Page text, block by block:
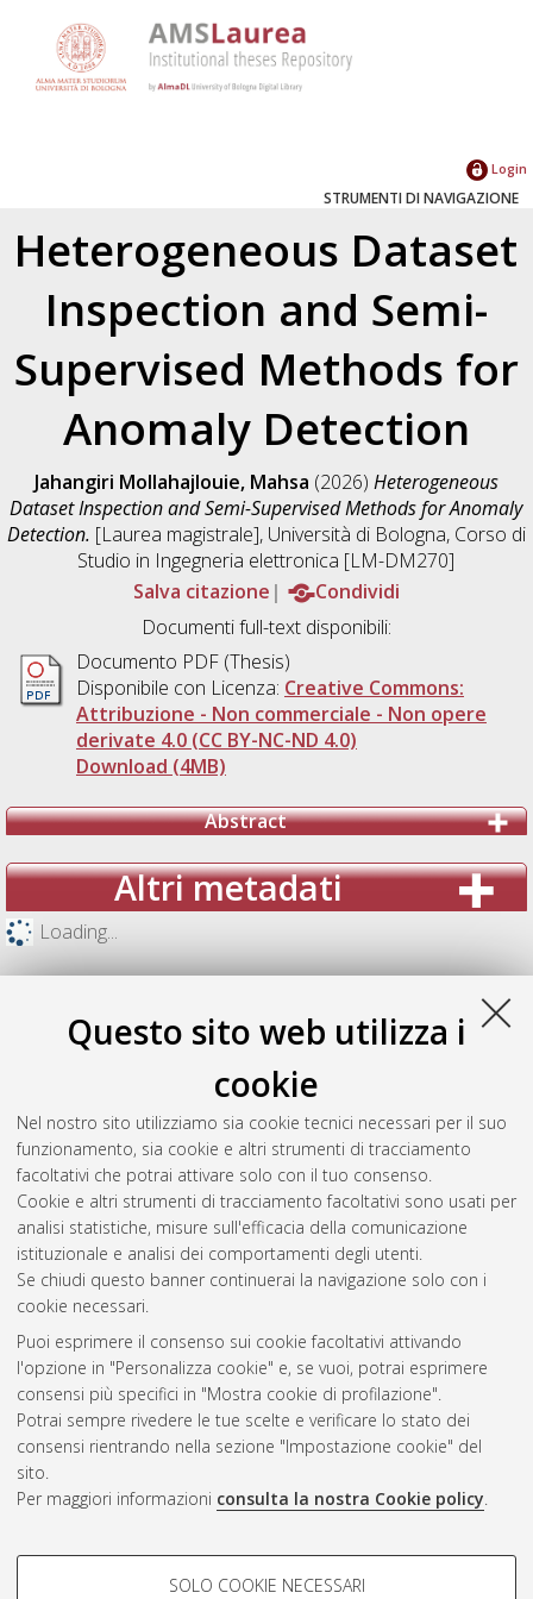
Questo sito web utilizza i
cookie
Nel nostro sito utilizziamo sia cookie tecnici necessari per il suo
funzionamento, sia cookie e altri strumenti di tracciamento
facoltativi che potrai attivare solo con il tuo consenso.
Cookie e altri strumenti di tracciamento facoltativi sono usati per
analisi statistiche, misure sull'efficacia della comunicazione
istituzionale e analisi dei comportamenti degli utenti.
Se chiudi questo banner continuerai la navigazione solo con i
cookie necessari.
Puoi esprimere il consenso sui cookie facoltativi attivando
l'opzione in "Personalizza cookie" e, se vuoi, potrai esprimere
consensi più specifici in "Mostra cookie di profilazione".
Potrai sempre rivedere le tue scelte e verificare lo stato dei
consensi rientrando nella sezione "Impostazione cookie" del
sito.
Per maggiori informazioni consulta la nostra Cookie policy.
COOKIE DI PROFILAZIONE -
SOLO COOKIE NECESSARI
Login
STRUMENTI DI NAVIGAZIONE
Heterogeneous Dataset
Inspection and Semi-
Supervised Methods for
Anomaly Detection
Jahangiri Mollahajlouie, Mahsa (2026) Heterogeneous
Dataset Inspection and Semi-Supervised Methods for Anomaly
Detection. [Laurea magistrale], Università di Bologna, Corso di
Studio in Ingegneria elettronica [LM-DM270]
Salva citazione
Condividi
Documenti full-text disponibili:
Documento PDF (Thesis)
Disponibile con Licenza: Creative Commons:
Attribuzione - Non commerciale - Non opere
derivate 4.0 (CC BY-NC-ND 4.0)
Download (4MB)
Abstract
Altri metadati
Loading...
Gestione del documento:
Atom
Rss 1.0
Rss 2.0
AMS Laurea
Impostazioni Cookie
Informativa sulla privacy